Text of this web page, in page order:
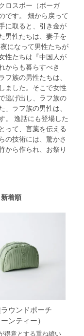
ロスボー（ボーガ
です。 畑から戻って
に取ると、引き金が
男性たちは、妻子を
になって男性たちが
性たちは『中国人が
からも暮らすべき
フ族の男性たちは、
ました。そこで女性
逃げ出し、ラフ族の
」ラフ族の男性は、
。 逸話にも登場した
って、言葉を伝える
の技術には、驚かさ
から作られ、お祭り
新着順
ウンドポーチ
ーンティー）
得意とする重ね縫い